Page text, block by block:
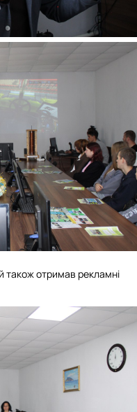
також отримав рекламні